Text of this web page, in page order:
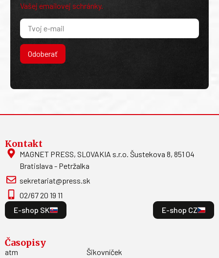
Vašej emailovej schránky.
Odoberať
Kontakt
MAGNET PRESS, SLOVAKIA s.r.o. Šustekova 8, 851 04
Bratislava - Petržalka
sekretariat@press.sk
02/67 20 19 11
E-shop SK
E-shop CZ
Časopisy
atm
Šikovníček